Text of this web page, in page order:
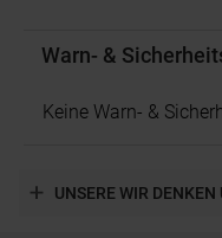
Warn- &
Keine Warn- &
UNSERE WIR